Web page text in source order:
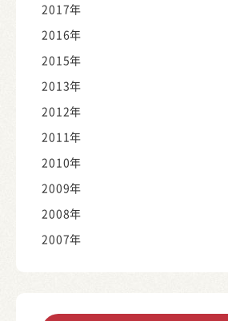
2017年
2016年
2015年
2013年
2012年
2011年
2010年
2009年
2008年
2007年